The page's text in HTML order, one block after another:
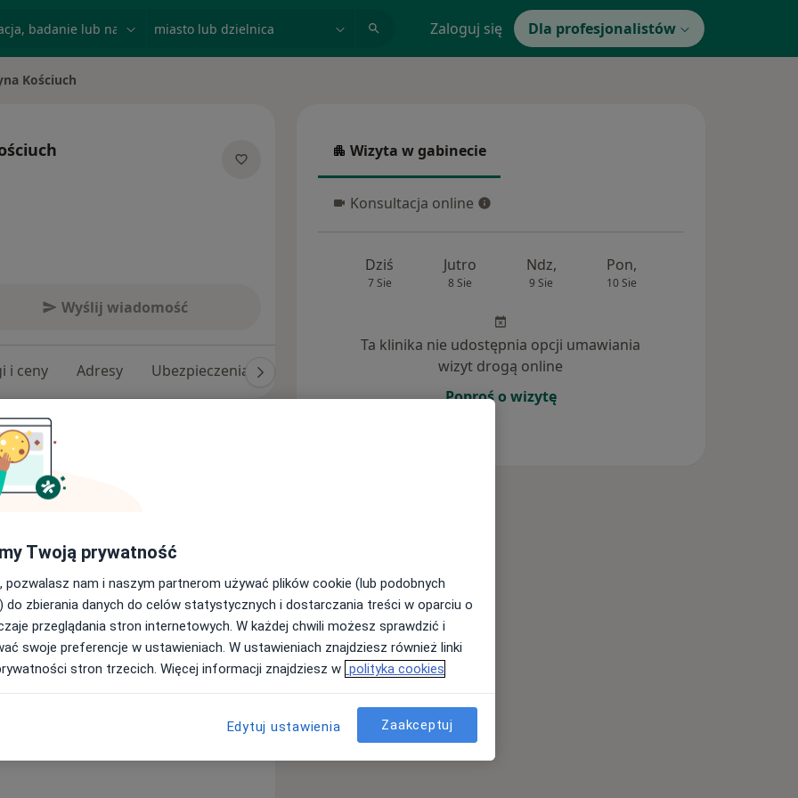
Zaloguj się Dla profesjonalistów
Kościuch
Wyślij wiadomość
i ceny Adresy Ubezpieczenia
w Warszawie.
Pneumonologii i Alergologii
Uniwersytetu Medycznego przy
m.in. astmy i przewlekłej
czasopismach krajowych i
i dzieci powyżej 5 r.ż.,
i pokarmowymi,
Alergie skórne
Wizyta w gabinecie
Wizyta w gabinecie
Konsultacja online
Konsultacja online
Dziś
7 Sie
Jutro
8 Sie
Ndz,
9 Sie
Pon,
10 Sie
Ta klinika nie udostępnia opcji umawiania
wizyt drogą online
Poproś o wizytę
Twoją prywatność
pozwalasz nam i naszym partnerom używać plików cookie (lub podobnych
do zbierania danych do celów statystycznych i dostarczania treści w oparciu o
przeglądania stron internetowych. W każdej chwili możesz sprawdzić i
swoje preferencje w ustawieniach. W ustawieniach znajdziesz również linki
stron trzecich. Więcej informacji znajdziesz w polityka cookies
Edytuj ustawienia Zaakceptuj